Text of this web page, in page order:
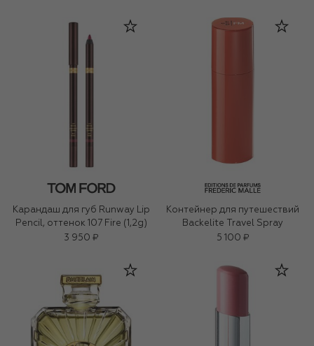
Карандаш для губ Runway Lip
Pencil, оттенок 107 Fire (1,2g)
3 950 ₽
Контейнер для путешествий
Backelite Travel Spray
5 100 ₽